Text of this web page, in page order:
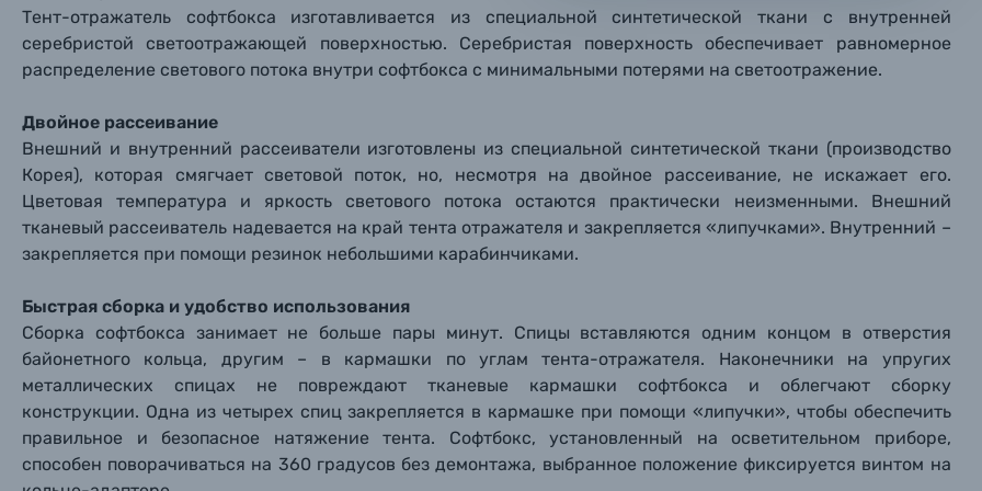
Нажимая кнопку «Отправить вопрос» я даю: Согласие наобработку
Нажимая кнопку «Отправить вопрос» я даю: Согласие наобработку
Книги о фотографии, альбомы известных фотографов
Б/У фототехника (Комиссионные товары)
Уценённые товары
Тент-отражатель софтбокса изготавливается из специальной синтетической ткани с внутренней
серебристой светоотражающей поверхностью. Серебристая поверхность обеспечивает равномерное
распределение светового потока внутри софтбокса с минимальными потерями на светоотражение.
Двойное рассеивание
Внешний и внутренний рассеиватели изготовлены из специальной синтетической ткани (производство
Корея), которая смягчает световой поток, но, несмотря на двойное рассеивание, не искажает его.
Цветовая температура и яркость светового потока остаются практически неизменными. Внешний
тканевый рассеиватель надевается на край тента отражателя и закрепляется «липучками». Внутренний –
закрепляется при помощи резинок небольшими карабинчиками.
Быстрая сборка и удобство использования
Сборка софтбокса занимает не больше пары минут. Спицы вставляются одним концом в отверстия
байонетного кольца, другим – в кармашки по углам тента-отражателя. Наконечники на упругих
металлических спицах не повреждают тканевые кармашки софтбокса и облегчают сборку
конструкции. Одна из четырех спиц закрепляется в кармашке при помощи «липучки», чтобы обеспечить
правильное и безопасное натяжение тента. Софтбокс, установленный на осветительном приборе,
способен поворачиваться на 360 градусов без демонтажа, выбранное положение фиксируется винтом на
Нажимая кнопку «Отправить вопрос» я даю: Согласие наобработку